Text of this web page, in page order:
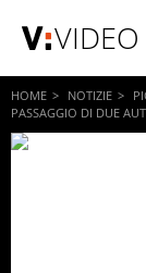
VIDEO
HOME NOTIZIE
PASSAGGIO DI DUE